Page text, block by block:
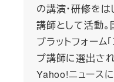
の講演・研修を
講師として活動
プラットフォーム
プ講師に選出され
Yahoo!ニュース